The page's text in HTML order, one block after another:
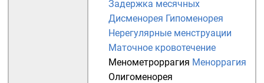
Задержка месячных
Дисменорея Гипоменорея
Нерегулярные менструации
Маточное кровотечение
Менометроррагия Меноррагия
Олигоменорея